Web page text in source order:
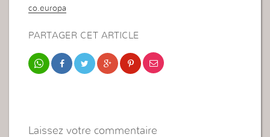
co.europa
PARTAGER CET ARTICLE
Laissez votre commentaire